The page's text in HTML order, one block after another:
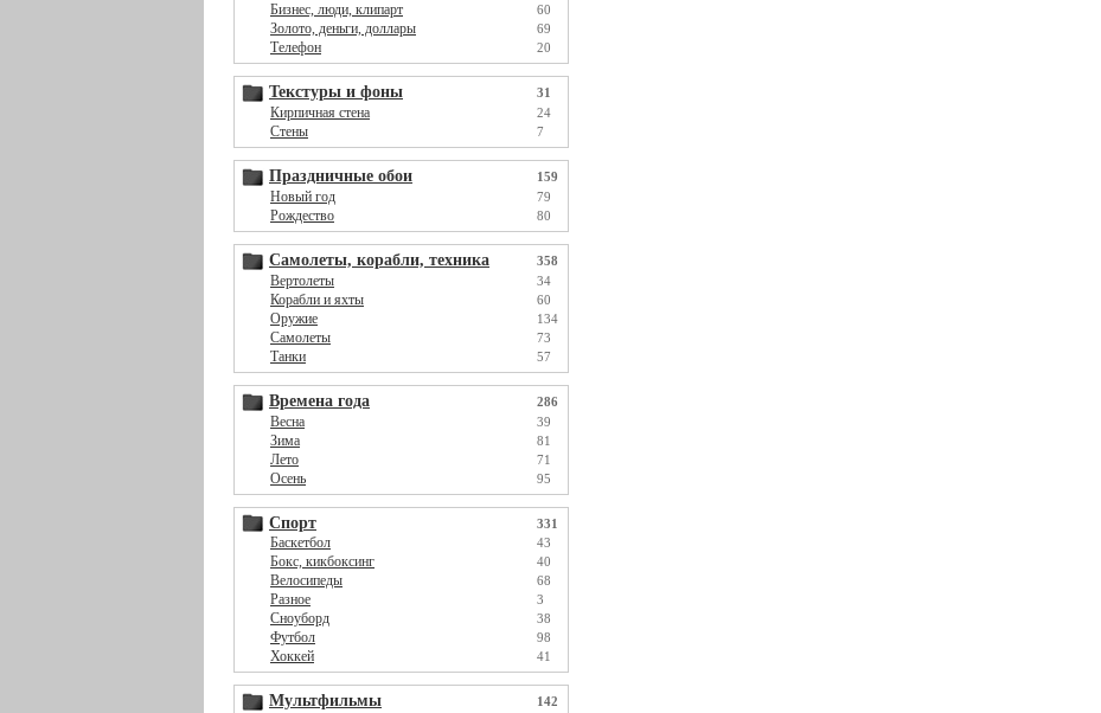
Бизнес, люди, клипарт 60
Золото, деньги, доллары 69
Телефон 20
Текстуры и фоны 31
Кирпичная стена 24
Стены 7
Праздничные обои 159
Новый год 79
Рождество 80
Самолеты, корабли, техника 358
Вертолеты 34
Корабли и яхты 60
Оружие 134
Самолеты 73
Танки 57
Времена года 286
Весна 39
Зима 81
Лето 71
Осень 95
Спорт 331
Баскетбол 43
Бокс, кикбоксинг 40
Велосипеды 68
Разное 3
Сноуборд 38
Футбол 98
Хоккей 41
Мультфильмы 142